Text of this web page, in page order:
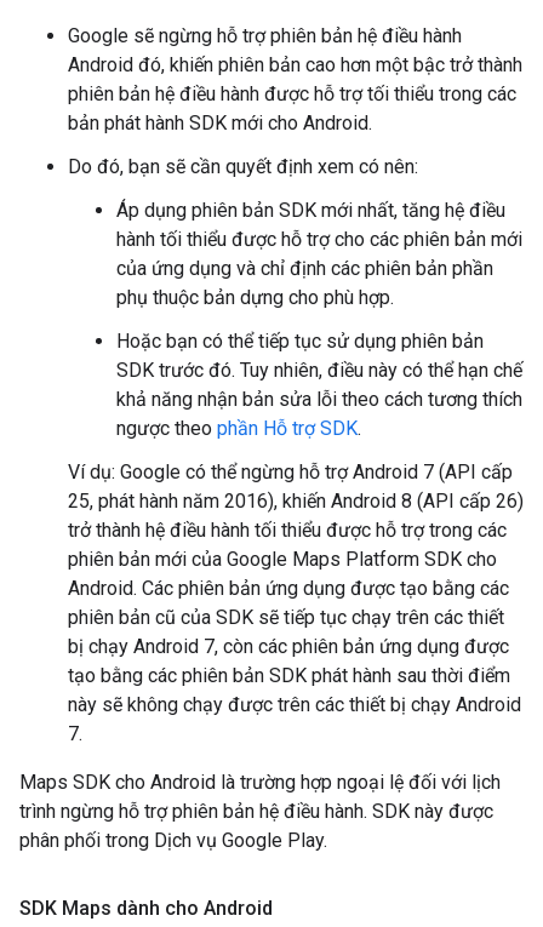
Google sẽ ngừng hỗ trợ phiên bản hệ điều hành
Android đó, khiến phiên bản cao hơn một bậc trở thành
phiên bản hệ điều hành được hỗ trợ tối thiểu trong các
bản phát hành SDK mới cho Android.
Do đó, bạn sẽ cần quyết định xem có nên:
Áp dụng phiên bản SDK mới nhất, tăng hệ điều
hành tối thiểu được hỗ trợ cho các phiên bản mới
của ứng dụng và chỉ định các phiên bản phần
phụ thuộc bản dựng cho phù hợp.
Hoặc bạn có thể tiếp tục sử dụng phiên bản
SDK trước đó. Tuy nhiên, điều này có thể hạn chế
khả năng nhận bản sửa lỗi theo cách tương thích
ngược theo phần Hỗ trợ SDK.
Ví dụ: Google có thể ngừng hỗ trợ Android 7 (API cấp
25, phát hành năm 2016), khiến Android 8 (API cấp 26)
trở thành hệ điều hành tối thiểu được hỗ trợ trong các
phiên bản mới của Google Maps Platform SDK cho
Android. Các phiên bản ứng dụng được tạo bằng các
phiên bản cũ của SDK sẽ tiếp tục chạy trên các thiết
bị chạy Android 7, còn các phiên bản ứng dụng được
tạo bằng các phiên bản SDK phát hành sau thời điểm
này sẽ không chạy được trên các thiết bị chạy Android
7.
Maps SDK cho Android là trường hợp ngoại lệ đối với lịch
trình ngừng hỗ trợ phiên bản hệ điều hành. SDK này được
phân phối trong Dịch vụ Google Play.
SDK Maps dành cho Android